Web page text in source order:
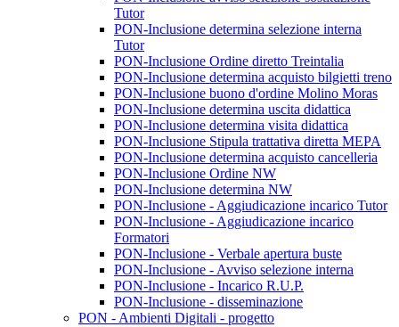
Tutor
PON-Inclusione determina selezione interna
Tutor
PON-Inclusione Ordine diretto Treintalia
PON-Inclusione determina acquisto bilgietti treno
PON-Inclusione buono d'ordine Molino Moras
PON-Inclusione determina uscita didattica
PON-Inclusione determina visita didattica
PON-Inclusione Stipula trattativa diretta MEPA
PON-Inclusione determina acquisto cancelleria
PON-Inclusione Ordine NW
PON-Inclusione determina NW
PON-Inclusione - Aggiudicazione incarico Tutor
PON-Inclusione - Aggiudicazione incarico
Formatori
PON-Inclusione - Verbale apertura buste
PON-Inclusione - Avviso selezione interna
PON-Inclusione - Incarico R.U.P.
PON-Inclusione - disseminazione
PON - Ambienti Digitali - progetto